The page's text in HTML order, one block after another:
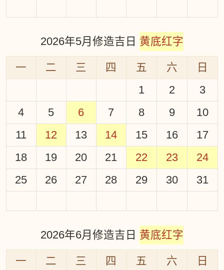
2026年5月修造吉日 黄底红字
一 二 三 四 五 六
日
1
2
3
4
5 6 7 8 9
10
11
12 13 14 15 16
17
18
19 20 21 22 23
24
25
26 27 28 29 30 31
2026年6月修造吉日 黄底红字
一 二 三 四 五 六 日